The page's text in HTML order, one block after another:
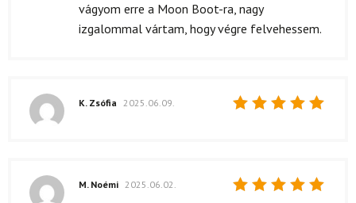
vágyom erre a Moon Boot-ra, nagy
izgalommal vártam, hogy végre felvehessem.
K. Zsófia 2025.06.09.
M. Noémi 2025.06.02.